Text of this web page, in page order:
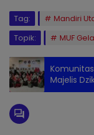
Tag:
Mandiri
Topik:
MUF
Majelis